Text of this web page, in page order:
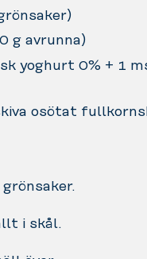
g avrunna)
yoghurt 0% + 1
osötat
i skål.